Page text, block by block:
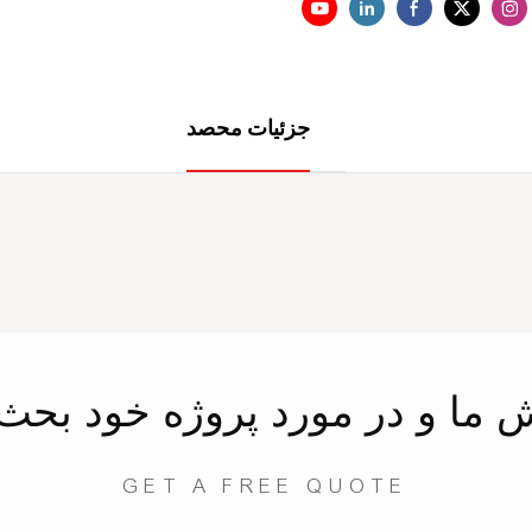
جزئیات محصد
ما و در مورد پروژه خود
GET A FREE QUOTE